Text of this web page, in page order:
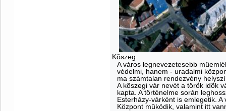
Kõszeg
A város legnevezetesebb
védelmi, hanem - uradalmi
ma számtalan rendezvény
A kõszegi vár nevét a török idõk
kapta. A történelme során
Esterházy-várként is emlegetik.
Központ mûködik, valamint itt